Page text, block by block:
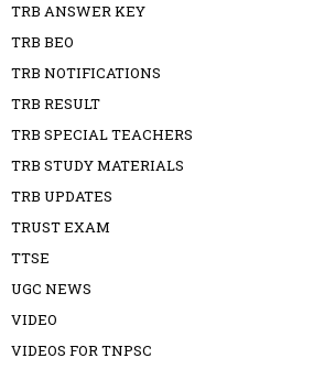
TRB ANSWER KEY
TRB BEO
TRB NOTIFICATIONS
TRB RESULT
TRB SPECIAL TEACHERS
TRB STUDY MATERIALS
TRB UPDATES
TRUST EXAM
TTSE
UGC NEWS
VIDEO
VIDEOS FOR TNPSC